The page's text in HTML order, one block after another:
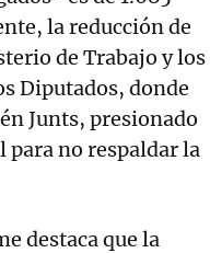
la reducción de
de Trabajo y los
Diputados, donde
Junts, presionado
para no respaldar la
destaca que la